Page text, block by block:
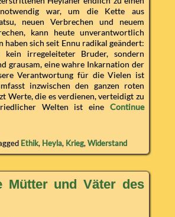
war, um die Kette aus
neuen Verbrechen und neuem
kann heute unverantwortlich
haben sich seit Ennu radikal geändert:
irregeleiteter Bruder, sondern
grausam, eine wahre Inkarnation der
Verantwortung für die Vielen ist
inzwischen den ganzen roten
Werte, die es verdienen, verteidigt zu
Welten ist eine Continue
Ethik, Heyla, Krieg, Widerstand
Mütter und Väter des